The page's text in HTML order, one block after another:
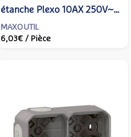
étanche Plexo 10AX 250V~
IP55 IK08 avec enjoliveur
finition anthracite -
MAXOUTIL
6,03€ / Pièce